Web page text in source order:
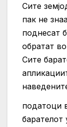
Сите
пак не
поднесат
обратат
Сите
податоци